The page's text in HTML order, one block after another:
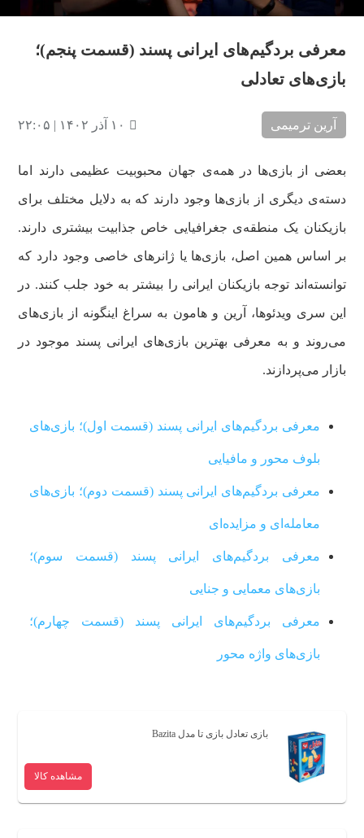
معرفی بردگیم‌های ایرانی پسند (قسمت پنجم)؛
بازی‌های تعادلی
آرین ترمیمی ۱۰ آذر ۱۴۰۲ | ۲۲:۰۵
بعضی از بازی‌ها در همه‌ی جهان محبوبیت عظیمی دارند اما
دسته‌ی دیگری از بازی‌ها وجود دارند که به دلایل مختلف برای
بازیکنان یک منطقه‌ی جغرافیایی خاص جذابیت بیشتری دارند.
بر اساس همین اصل، بازی‌ها یا ژانرهای خاصی وجود دارد که
توانسته‌اند توجه بازیکنان ایرانی را بیشتر به خود جلب کنند. در
این سری ویدئوها، آرین و هامون به سراغ اینگونه از بازی‌های
می‌روند و به معرفی بهترین بازی‌های ایرانی پسند موجود در
بازار می‌پردازند.
معرفی بردگیم‌های ایرانی‌ پسند (قسمت اول)؛ بازی‌های
بلوف محور و مافیایی
معرفی بردگیم‌های ایرانی‌ پسند (قسمت دوم)؛ بازی‌های
معامله‌ای و مزایده‌ای
معرفی بردگیم‌های ایرانی پسند (قسمت سوم)؛
بازی‌های معمایی و جنایی
معرفی بردگیم‌های ایرانی پسند (قسمت چهارم)؛
بازی‌های واژه محور
بازی تعادل بازی تا مدل Bazita
مشاهده کالا